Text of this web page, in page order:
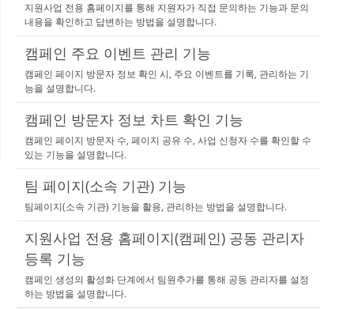
지원사업 전용 홈페이지를 통해 지원자가 직접 문의하는 기능과 문의
내용을 확인하고 답변하는 방법을 설명합니다.
캠페인 주요 이벤트 관리 기능
캠페인 페이지 방문자 정보 확인 시, 주요 이벤트를 기록, 관리하는 기
능을 설명합니다.
캠페인 방문자 정보 차트 확인 기능
캠페인 페이지 방문자 수, 페이지 공유 수, 사업 신청자 수를 확인할 수
있는 기능을 설명합니다.
팀 페이지(소속 기관) 기능
팀페이지(소속 기관) 기능을 활용, 관리하는 방법을 설명합니다.
지원사업 전용 홈페이지(캠페인) 공동 관리자
등록 기능
캠페인 생성의 활성화 단계에서 팀원추가를 통해 공동 관리자를 설정
하는 방법을 설명합니다.